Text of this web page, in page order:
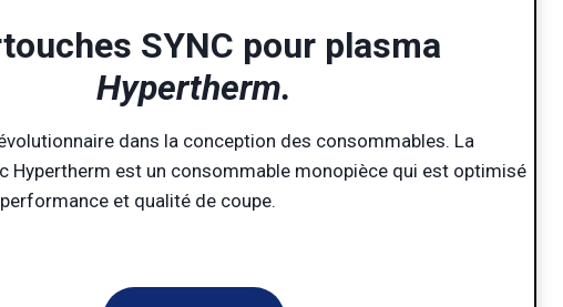
SYNC pour plasma
Hypertherm.
dans la conception des consommables. La
Hypertherm est un consommable monopièce qui est optimisé
et qualité de coupe.